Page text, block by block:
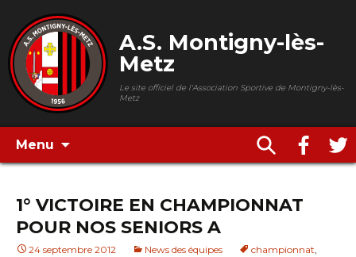
A.S. Montigny-lès-
Metz
Le site officiel de l'Association Sportive de Montigny-lès-
Metz
Menu
1° VICTOIRE EN CHAMPIONNAT
POUR NOS SENIORS A
24 septembre 2012 News des équipes championnat,